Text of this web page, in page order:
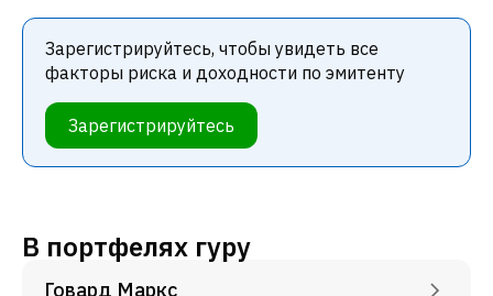
Зарегистрируйтесь, чтобы увидеть все
факторы риска и доходности по эмитенту
Зарегистрируйтесь
В портфелях гуру
Говард Маркс